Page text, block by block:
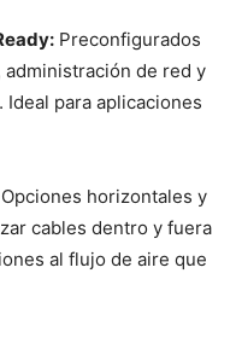
Preconfigurados
administración de red y
para aplicaciones
Opciones horizontales y
cables dentro y fuera
al flujo de aire que